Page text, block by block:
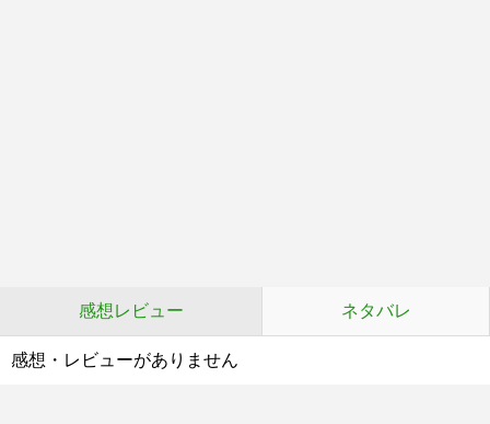
感想レビュー ネタバレ
感想・レビューがありません